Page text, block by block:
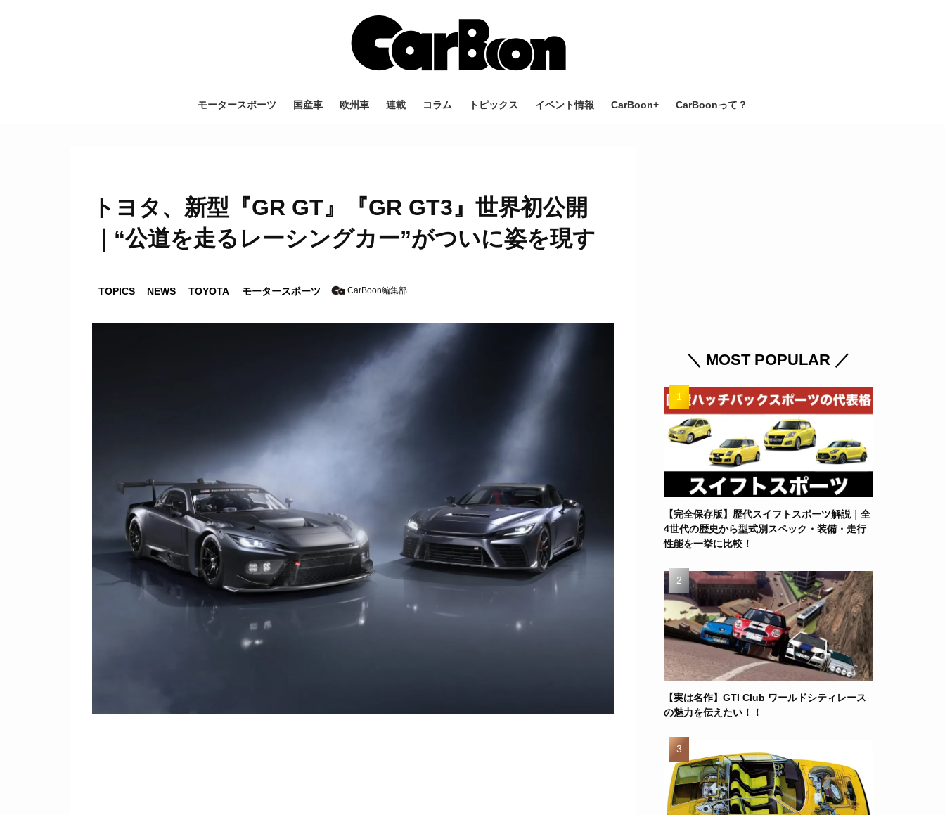
モータースポーツ 国産車 欧州車 連載 コラム トピックス イベント情報 CarBoon+ CarBoonって？
トヨタ、新型『GR GT』『GR GT3』世界初公開
｜“公道を走るレーシングカー”がついに姿を現す
TOPICS NEWS TOYOTA モータースポーツ CarBoon編集部
＼ MOST POPULAR ／
【完全保存版】歴代スイフトスポーツ解説｜全
4世代の歴史から型式別スペック・装備・走行
性能を一挙に比較！
【実は名作】GTI Club ワールドシティレース
の魅力を伝えたい！！